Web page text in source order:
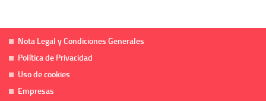
Nota Legal y Condiciones Generales
Política de Privacidad
Uso de cookies
Empresas